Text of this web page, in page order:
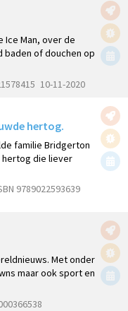
Ice Man, over de
of douchen op
10-11-2020
hertog.
familie Bridgerton
die liever
9789022593639
Met onder
maar ook sport en